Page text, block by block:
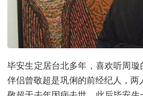
毕安生定居台北多年，喜欢听周
伴侣曾敬超是巩俐的前经纪人，两